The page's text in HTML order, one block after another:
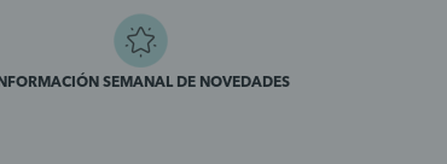
SEMANAL DE NOVEDADES